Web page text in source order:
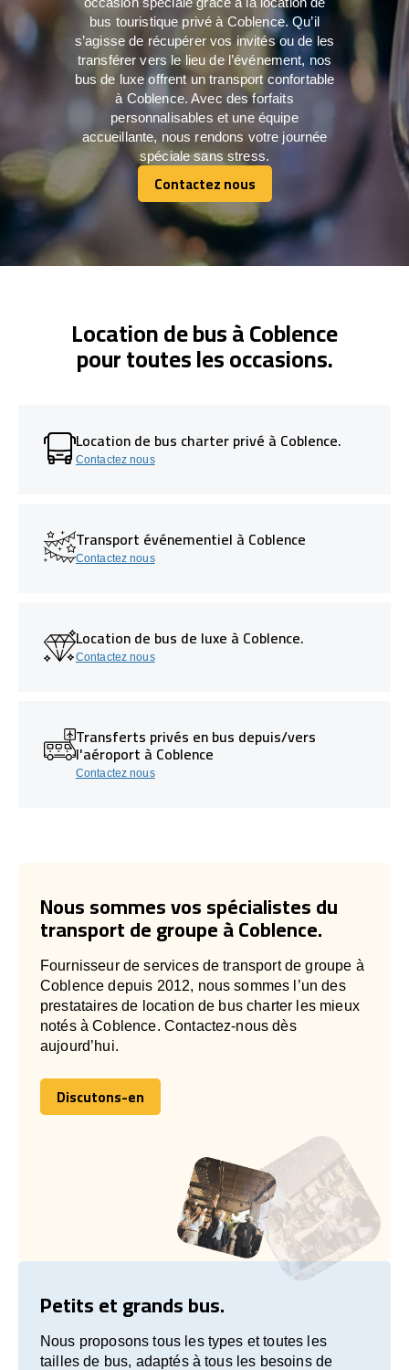
bus touristique privé à Coblence. Qu’il
s’agisse de récupérer vos invités ou de les
transférer vers le lieu de l’événement, nos
bus de luxe offrent un transport confortable
à Coblence. Avec des forfaits
personnalisables et une équipe
accueillante, nous rendons votre journée
spéciale sans stress.
Contactez nous
Contactez nous
Location de bus à Coblence
pour toutes les occasions.
Location de bus charter privé à Coblence.
Contactez nous
Transport événementiel à Coblence
Contactez nous
Location de bus de luxe à Coblence.
Contactez nous
Transferts privés en bus depuis/vers
l'aéroport à Coblence
Contactez nous
Nous sommes vos spécialistes du
transport de groupe à Coblence.
Fournisseur de services de transport de groupe à
Coblence depuis 2012, nous sommes l’un des
prestataires de location de bus charter les mieux
notés à Coblence. Contactez-nous dès
aujourd’hui.
Discutons-en
Discutons-en
Petits et grands bus.
Nous proposons tous les types et toutes les
tailles de bus, adaptés à tous les besoins de